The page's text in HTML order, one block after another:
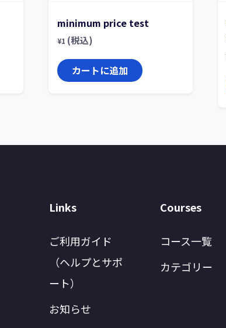
minimum price test
¥1 (税込)
カートに追加
Links
ご利用ガイド
（ヘルプとサポ
ート）
お知らせ
Courses
コース一覧
カテゴリー